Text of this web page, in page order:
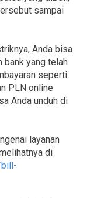
sampai
Anda bisa
bank yang telah
seperti
PLN online
Anda unduh di
layanan
di